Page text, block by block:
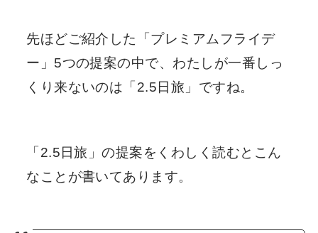
先ほどご紹介した「プレミアムフライデ
ー」5つの提案の中で、わたしが一番しっ
くり来ないのは「2.5日旅」ですね。
「2.5日旅」の提案をくわしく読むとこん
なことが書いてあります。